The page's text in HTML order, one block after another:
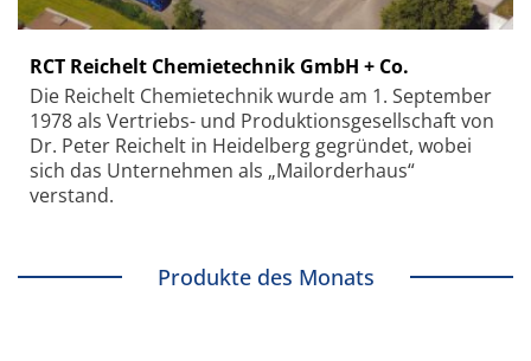
RCT Reichelt Chemietechnik GmbH + Co.
Die Reichelt Chemietechnik wurde am 1. September
1978 als Vertriebs- und Produktionsgesellschaft von
Dr. Peter Reichelt in Heidelberg gegründet, wobei
sich das Unternehmen als „Mailorderhaus“
verstand.
Produkte des Monats